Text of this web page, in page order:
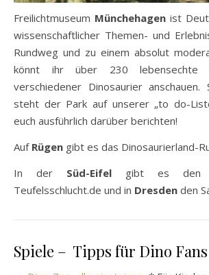
Freilichtmuseum Münchehagen ist
wissenschaftlicher Themen- und
Rundweg und zu einem absolut
könnt ihr über 230 lebensechte
verschiedener Dinosaurier anschauen.
steht der Park auf unserer „to do-
euch ausführlich darüber berichten!
Auf Rügen gibt es das Dinosaurierland-
In der Süd-Eifel gibt es den
Teufelsschlucht.de und in Dresden den
Spiele – Tipps für Dino Fans